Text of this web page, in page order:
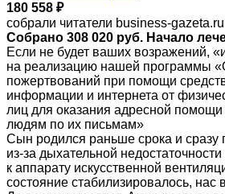
180 558 ₽
собрали читатели business-
Собрано 308 020 руб. Начало
Если не будет ваших возражений,
на реализацию нашей программы
пожертвований при помощи
информации и интернета от
лиц для оказания адресной
людям по их письмам»
Сын родился раньше срока и
из-за дыхательной
к аппарату искусственной
состояние стабилизировалось, нас